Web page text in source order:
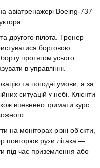
авіатренажері Boeing-737
другого пілота. Тренер
бортовою
протягом усього
в управлінні.
та погодні умови, а за
ситуацій у небі. Клієнти
впевнено тримати курс.
на моніторах різні об'єкти,
повторює рухи літака —
під час приземлення або